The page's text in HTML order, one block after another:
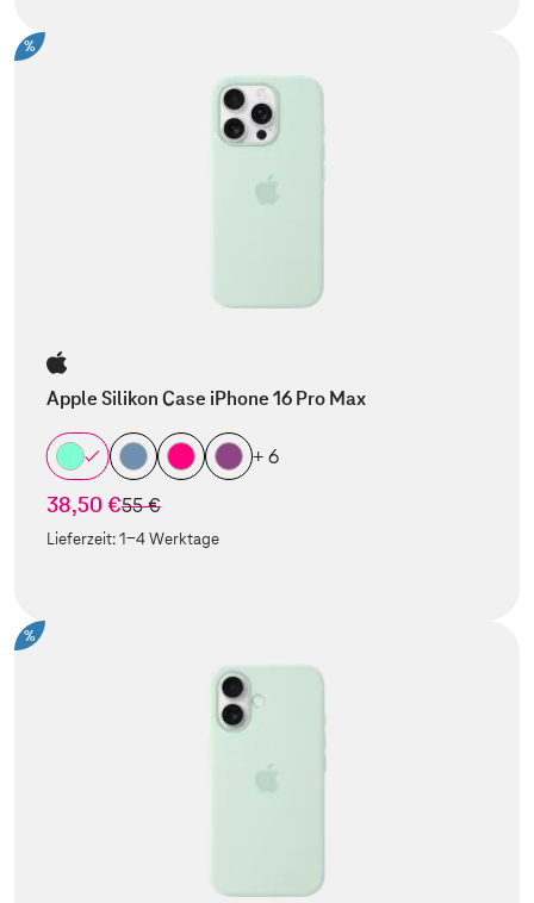
%
Apple Silikon Case iPhone 16 Pro Max
+ 6
38,50 €statt
55 €
Lieferzeit:1-4 Werktage
%